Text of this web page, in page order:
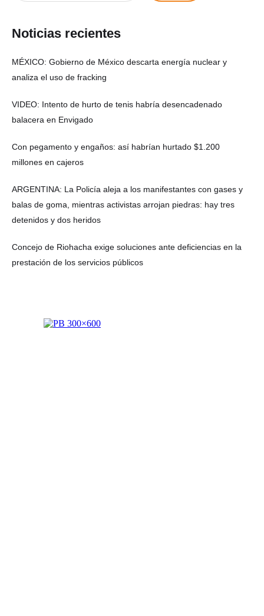
Noticias recientes
MÉXICO: Gobierno de México descarta energía nuclear y
analiza el uso de fracking
VIDEO: Intento de hurto de tenis habría desencadenado
balacera en Envigado
Con pegamento y engaños: así habrían hurtado $1.200
millones en cajeros
ARGENTINA: La Policía aleja a los manifestantes con gases y
balas de goma, mientras activistas arrojan piedras: hay tres
detenidos y dos heridos
Concejo de Riohacha exige soluciones ante deficiencias en la
prestación de los servicios públicos